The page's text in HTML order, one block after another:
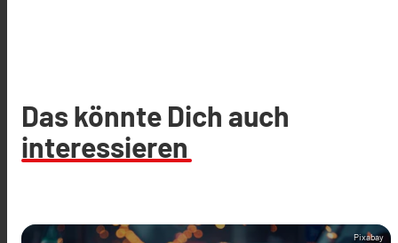
Das könnte Dich auch
interessieren
Pixabay